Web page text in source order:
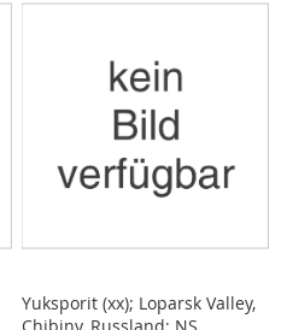
Yuksporit (xx); Loparsk Valley,
Chibiny, Russland; NS